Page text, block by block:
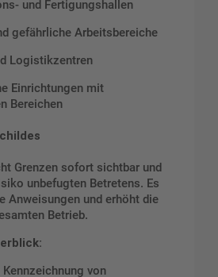
und Fertigungshallen
gefährliche Arbeitsbereiche
Logistikzentren
Einrichtungen mit
Bereichen
Grenzen sofort sichtbar und
unbefugten Betretens. Es
Anweisungen und erhöht die
Betrieb.
von